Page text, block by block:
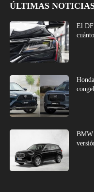
ÚLTIMAS
El
BMW